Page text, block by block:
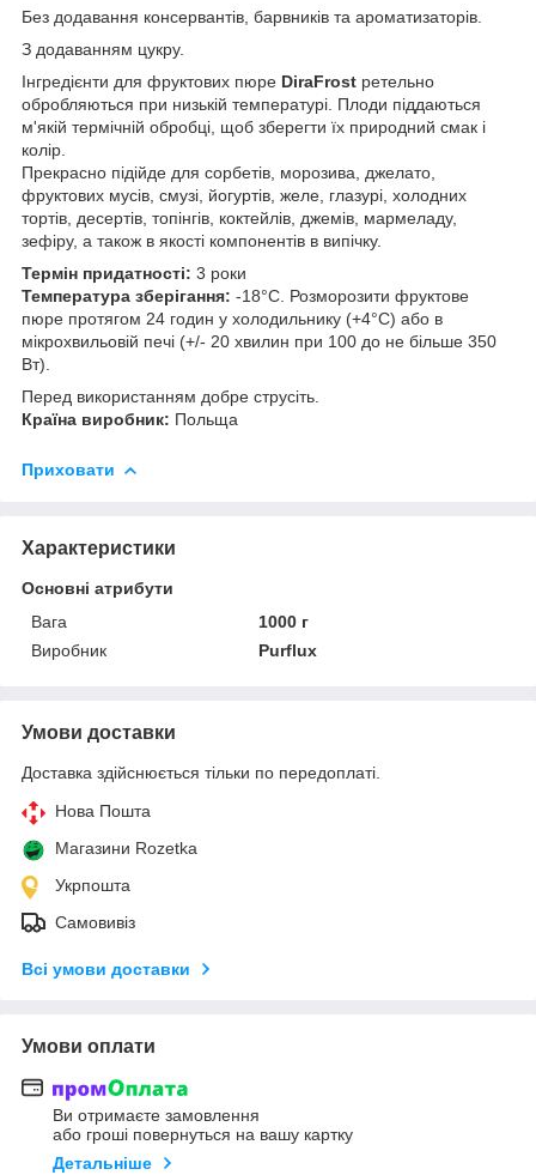
Без додавання консервантів, барвників та ароматизаторів.
З додаванням цукру.
Інгредієнти для фруктових пюре DiraFrost ретельно
обробляються при низькій температурі. Плоди піддаються
м'якій термічній обробці, щоб зберегти їх природний смак і
колір.
Прекрасно підійде для сорбетів, морозива, джелато,
фруктових мусів, смузі, йогуртів, желе, глазурі, холодних
тортів, десертів, топінгів, коктейлів, джемів, мармеладу,
зефіру, а також в якості компонентів в випічку.
Термін придатності: 3 роки
Температура зберігання: -18°C. Розморозити фруктове
пюре протягом 24 годин у холодильнику (+4°C) або в
мікрохвильовій печі (+/- 20 хвилин при 100 до не більше 350
Вт).
Перед використанням добре струсіть.
Країна виробник: Польща
Приховати
Характеристики
Основні атрибути
Вага
1000 г
Виробник
Purflux
Умови доставки
Доставка здійснюється тільки по передоплаті.
Нова Пошта
Магазини Rozetka
Укрпошта
Самовивіз
Всі умови доставки
Умови оплати
Ви отримаєте замовлення
або гроші повернуться на вашу картку
Детальніше